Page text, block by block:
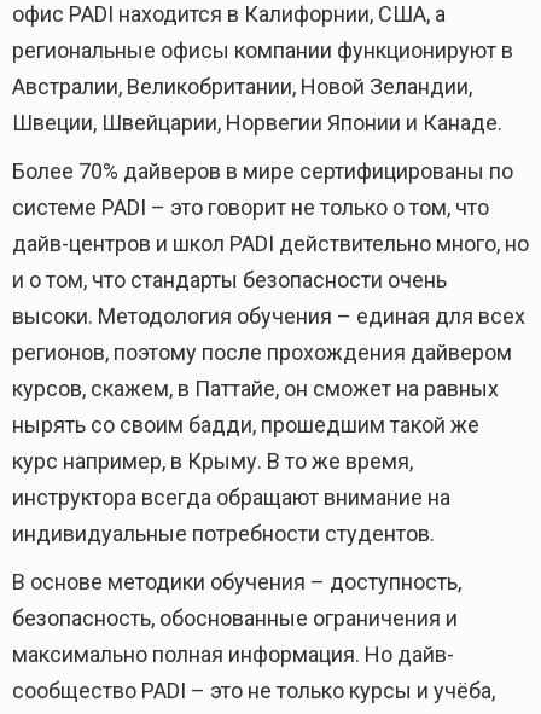
офис PADI находится в Калифорнии, США, а
региональные офисы компании функционируют в
Австралии, Великобритании, Новой Зеландии,
Швеции, Швейцарии, Норвегии Японии и Канаде.
Более 70% дайверов в мире сертифицированы по
системе PADI – это говорит не только о том, что
дайв-центров и школ PADI действительно много, но
и о том, что стандарты безопасности очень
высоки. Методология обучения – единая для всех
регионов, поэтому после прохождения дайвером
курсов, скажем, в Паттайе, он сможет на равных
нырять со своим бадди, прошедшим такой же
курс например, в Крыму. В то же время,
инструктора всегда обращают внимание на
индивидуальные потребности студентов.
В основе методики обучения – доступность,
безопасность, обоснованные ограничения и
максимально полная информация. Но дайв-
сообщество PADI – это не только курсы и учёба,